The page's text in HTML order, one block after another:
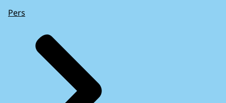
Pers